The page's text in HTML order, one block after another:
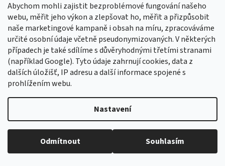
Abychom mohli zajistit bezproblémové fungování našeho
webu, měřit jeho výkon a zlepšovat ho, měřit a přizpůsobit
naše marketingové kampaně i obsah na míru, zpracováváme
určité osobní údaje včetně pseudonymizovaných. V některých
případech je také sdílíme s důvěryhodnými třetími stranami
(například Google). Tyto údaje zahrnují cookies, data z
dalších úložišť, IP adresu a další informace spojené s
prohlížením webu.
Nastavení
Odmítnout Souhlasím
Vážení zákazníci, z důvodu čerpání dovolené budou všechny
objednávky přijaté v tomto období expedovány od 17. srpna 2026.
Děkujeme za pochopení, trpělivost i vaši přízeň. Přejeme vám krásné
Průměrné
hodnocení
produktu
je
4,9
z
5
hvězdiček.
Skladem
158 Kč Do košíku
Limeta, máta, mořská sůl a rostlinné oleje důkladně odstraní
odumřelé buňky a osvěžující vůně povzbudí smysly....
Bio